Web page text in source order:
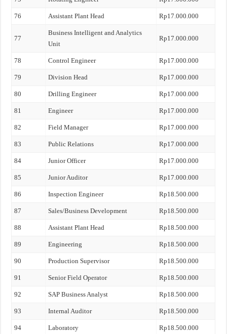
76 Assistant Plant Head Rp17.000.000
77
Business Intelligent and Analytics
Unit
Rp17.000.000
78 Control Engineer Rp17.000.000
79 Division Head Rp17.000.000
80 Drilling Engineer Rp17.000.000
81 Engineer Rp17.000.000
82 Field Manager Rp17.000.000
83 Public Relations Rp17.000.000
84 Junior Officer Rp17.000.000
85 Junior Auditor Rp17.000.000
86 Inspection Engineer Rp18.500.000
87 Sales/Business Development Rp18.500.000
88 Assistant Plant Head Rp18.500.000
89 Engineering Rp18.500.000
90 Production Supervisor Rp18.500.000
91 Senior Field Operator Rp18.500.000
92 SAP Business Analyst Rp18.500.000
93 Internal Auditor Rp18.500.000
94 Laboratory Rp18.500.000